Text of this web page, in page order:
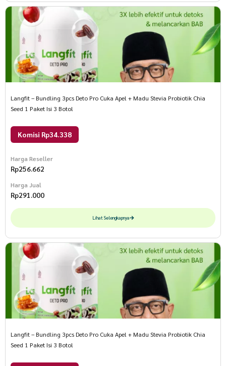
Langfit – Bundling 3pcs Deto Pro Cuka Apel + Madu Stevia Probiotik Chia
Seed 1 Paket Isi 3 Botol
Komisi Rp34.338
Harga Reseller
Rp256.662
Harga Jual
Rp291.000
Lihat Selengkapnya
Langfit – Bundling 3pcs Deto Pro Cuka Apel + Madu Stevia Probiotik Chia
Seed 1 Paket Isi 3 Botol